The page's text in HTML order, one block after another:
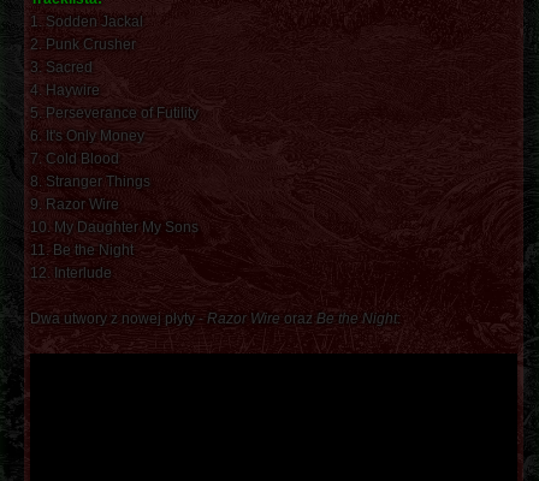
1. Sodden Jackal
2. Punk Crusher
3. Sacred
4. Haywire
5. Perseverance of Futility
6. It's Only Money
7. Cold Blood
8. Stranger Things
9. Razor Wire
10. My Daughter My Sons
11. Be the Night
12. Interlude
Dwa utwory z nowej płyty - Razor Wire oraz Be the Night: